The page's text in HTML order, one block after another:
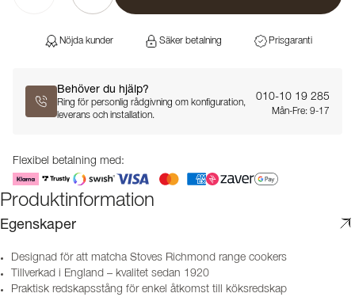
Nöjda kunder Säker betalning Prisgaranti
Behöver du hjälp?
Ring för personlig rådgivning om konfiguration,
leverans och installation.
010-10 19 285
Mån-Fre: 9-17
Flexibel betalning med:
Produktinformation
Egenskaper
Designad för att matcha Stoves Richmond range cookers
Tillverkad i England – kvalitet sedan 1920
Praktisk redskapsstång för enkel åtkomst till köksredskap